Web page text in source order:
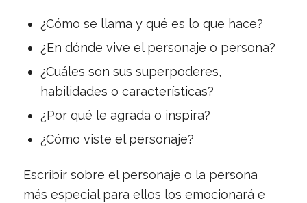
¿Cómo se llama y qué es lo que hace?
¿En dónde vive el personaje o persona?
¿Cuáles son sus superpoderes,
habilidades o características?
¿Por qué le agrada o inspira?
¿Cómo viste el personaje?
Escribir sobre el personaje o la persona
más especial para ellos los emocionará e